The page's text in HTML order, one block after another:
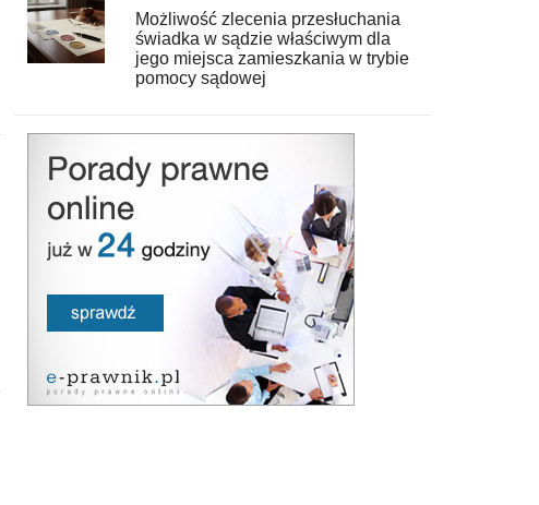
Możliwość zlecenia przesłuchania
świadka w sądzie właściwym dla
jego miejsca zamieszkania w trybie
pomocy sądowej